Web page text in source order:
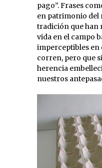
pago”. Frases
en patrimonio del
tradición que han
vida en el campo
imperceptibles en
corren, pero que
herencia
nuestros